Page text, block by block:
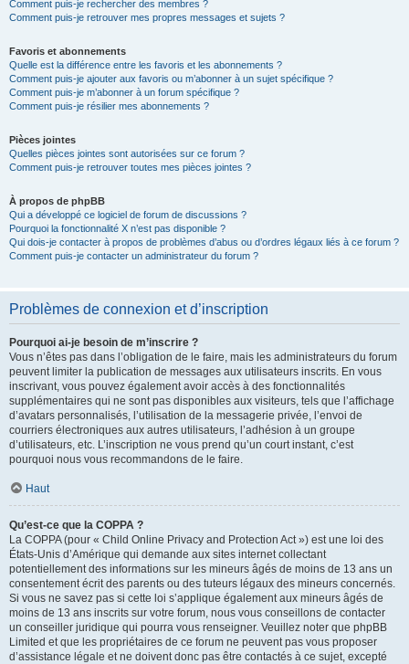
Comment puis-je rechercher des membres ?
Comment puis-je retrouver mes propres messages et sujets ?
Favoris et abonnements
Quelle est la différence entre les favoris et les abonnements ?
Comment puis-je ajouter aux favoris ou m’abonner à un sujet spécifique ?
Comment puis-je m’abonner à un forum spécifique ?
Comment puis-je résilier mes abonnements ?
Pièces jointes
Quelles pièces jointes sont autorisées sur ce forum ?
Comment puis-je retrouver toutes mes pièces jointes ?
À propos de phpBB
Qui a développé ce logiciel de forum de discussions ?
Pourquoi la fonctionnalité X n’est pas disponible ?
Qui dois-je contacter à propos de problèmes d’abus ou d’ordres légaux liés à ce forum ?
Comment puis-je contacter un administrateur du forum ?
Problèmes de connexion et d’inscription
Pourquoi ai-je besoin de m’inscrire ?
Vous n’êtes pas dans l’obligation de le faire, mais les administrateurs du forum
peuvent limiter la publication de messages aux utilisateurs inscrits. En vous
inscrivant, vous pouvez également avoir accès à des fonctionnalités
supplémentaires qui ne sont pas disponibles aux visiteurs, tels que l’affichage
d’avatars personnalisés, l’utilisation de la messagerie privée, l’envoi de
courriers électroniques aux autres utilisateurs, l’adhésion à un groupe
d’utilisateurs, etc. L’inscription ne vous prend qu’un court instant, c’est
pourquoi nous vous recommandons de le faire.
Haut
Qu’est-ce que la COPPA ?
La COPPA (pour « Child Online Privacy and Protection Act ») est une loi des
États-Unis d’Amérique qui demande aux sites internet collectant
potentiellement des informations sur les mineurs âgés de moins de 13 ans un
consentement écrit des parents ou des tuteurs légaux des mineurs concernés.
Si vous ne savez pas si cette loi s’applique également aux mineurs âgés de
moins de 13 ans inscrits sur votre forum, nous vous conseillons de contacter
un conseiller juridique qui pourra vous renseigner. Veuillez noter que phpBB
Limited et que les propriétaires de ce forum ne peuvent pas vous proposer
d’assistance légale et ne doivent donc pas être contactés à ce sujet, excepté